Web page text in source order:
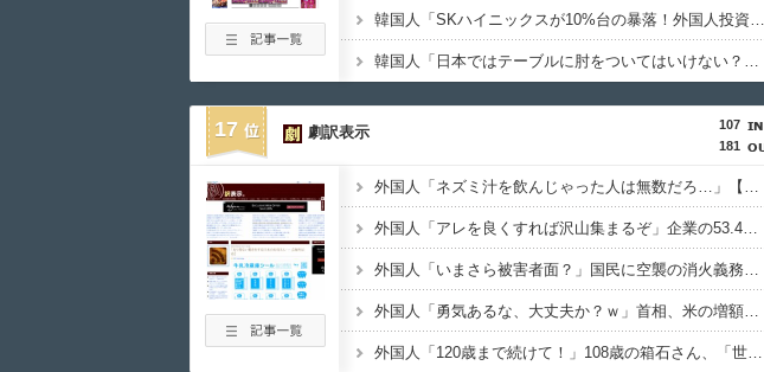
韓国人「SKハイニックスが10%台の暴落！外国人投資家と機関が売り越しを仕掛けコスピが4%を超える大幅な下落‥」
韓国人「日本ではテーブルに肘をついてはいけない？日本の食事マナーが想像以上に厳格すぎて韓国人が衝撃！」→「これが日本の食事マナーか？‥」
17
107
181
劇訳表示
外国人「ネズミ汁を飲んじゃった人は無数だろ…」【すき家ネズミ混入味噌汁】
外国人「アレを良くすれば沢山集まるぞ」企業の53.4％が正社員不足、コロナ禍以降で最も深刻。
外国人「いまさら被害者面？」国民に空襲の消火義務を課し、避難を禁じていた”防空法”
外国人「勇気あるな、大丈夫か？ｗ」首相、米の増額要求に「NO!!!」
外国人「120歳まで続けて！」108歳の箱石さん、「世界最高齢の女性現役理容師」でギネス認定。